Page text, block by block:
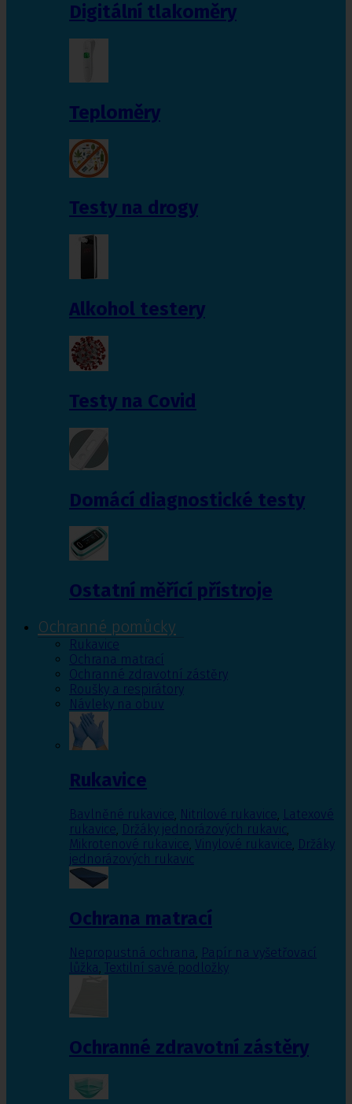
Digitální tlakoměry
Teploměry
Testy na drogy
Alkohol testery
Testy na Covid
Domácí diagnostické testy
Ostatní měřící přístroje
Ochranné pomůcky
Rukavice
Ochrana matrací
Ochranné zdravotní zástěry
Roušky a respirátory
Návleky na obuv
Rukavice
Bavlněné rukavice, Nitrilové rukavice, Latexové
rukavice, Držáky jednorázových rukavic,
Mikrotenové rukavice, Vinylové rukavice, Držáky
jednorázových rukavic
Ochrana matrací
Nepropustná ochrana, Papír na vyšetřovací
lůžka, Textilní savé podložky
Ochranné zdravotní zástěry